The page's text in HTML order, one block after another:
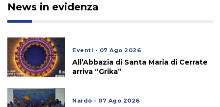
News in evidenza
Eventi - 07 Ago 2026
All’Abbazia di Santa Maria di Cerrate
arriva “Grika”
Nardò - 07 Ago 2026